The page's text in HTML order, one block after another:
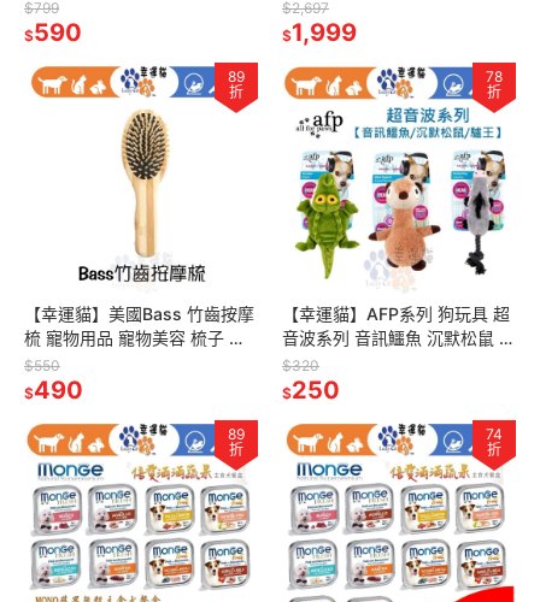
貓樂園 寵物保健 寵物魚油
$799
$590
$2,697
$1,999
89
折
【幸運貓】美國Bass 竹齒按摩
梳 寵物用品 寵物美容 梳子 莎
賓與嘉思帕
$550
$490
78
折
【幸運貓】AFP系列 狗玩具 超
音波系列 音訊鱷魚 沉默松鼠 驢
王 狗玩具 寵物玩具
$320
$250
89
折
74
折